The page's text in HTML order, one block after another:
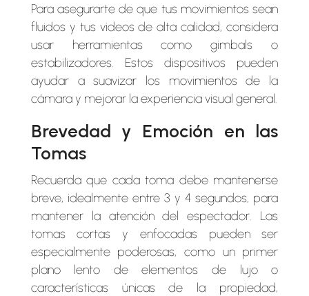
Para asegurarte de que tus movimientos sean
fluidos y tus videos de alta calidad, considera
usar herramientas como gimbals o
estabilizadores. Estos dispositivos pueden
ayudar a suavizar los movimientos de la
cámara y mejorar la experiencia visual general.
Brevedad y Emoción en las
Tomas
Recuerda que cada toma debe mantenerse
breve, idealmente entre 3 y 4 segundos, para
mantener la atención del espectador. Las
tomas cortas y enfocadas pueden ser
especialmente poderosas, como un primer
plano lento de elementos de lujo o
características únicas de la propiedad,